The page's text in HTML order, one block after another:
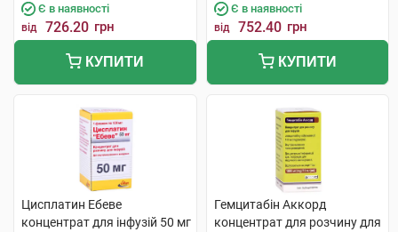
Є в наявності
від 726.20 грн
КУПИТИ
Є в наявності
від 752.40 грн
КУПИТИ
Цисплатин Ебеве
концентрат для інфузій 50 мг
Гемцитабін Аккорд
концентрат для розчину для